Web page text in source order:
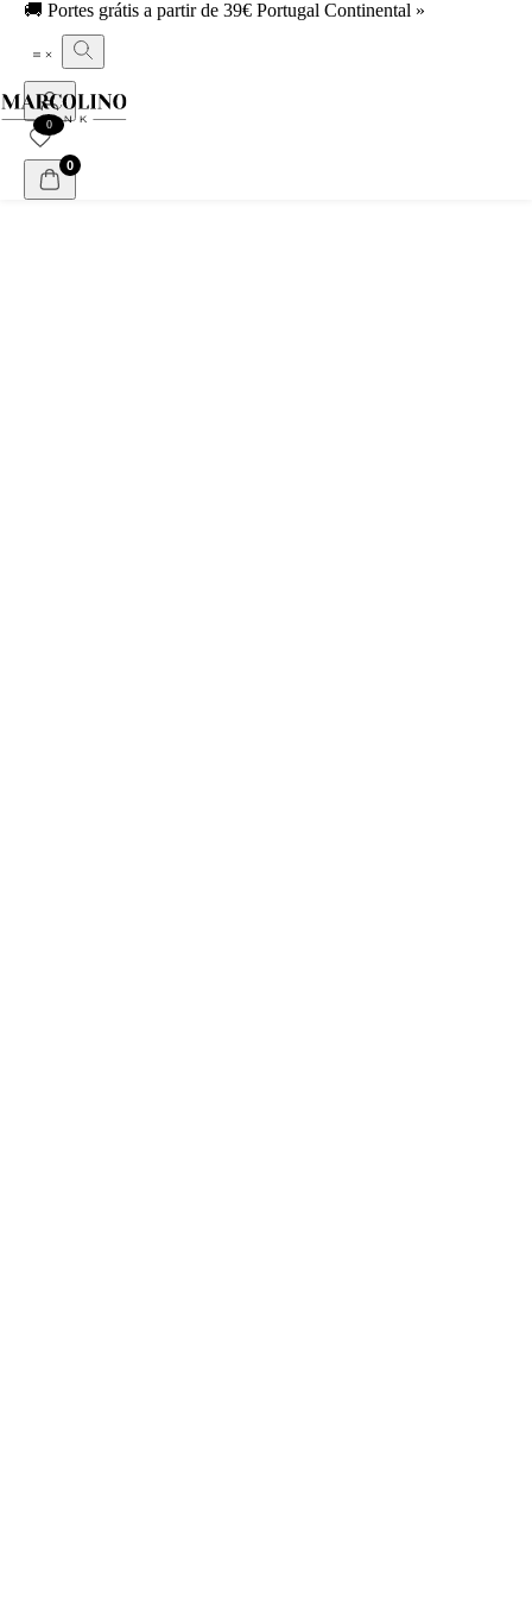
🚚 Portes grátis a partir de 39€ Portugal Continental »
0
0